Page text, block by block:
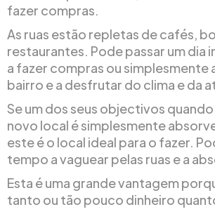
fazer compras.
As ruas estão repletas de cafés,
restaurantes. Pode passar um dia
a fazer compras ou simplesmente
bairro e a desfrutar do clima e da
Se um dos seus objectivos quando
novo local é simplesmente
este é o local ideal para o fazer.
tempo a vaguear pelas ruas e a
Esta é uma grande vantagem
tanto ou tão pouco dinheiro